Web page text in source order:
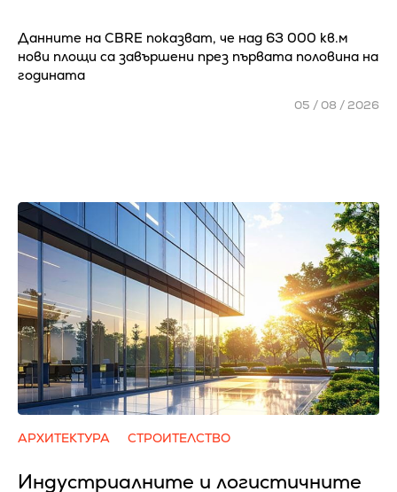
Данните на CBRE показват, че над 63 000 кв.м
нови площи са завършени през първата половина на
годината
05 / 08 / 2026
АРХИТЕКТУРА СТРОИТЕЛСТВО
Индустриалните и логистичните